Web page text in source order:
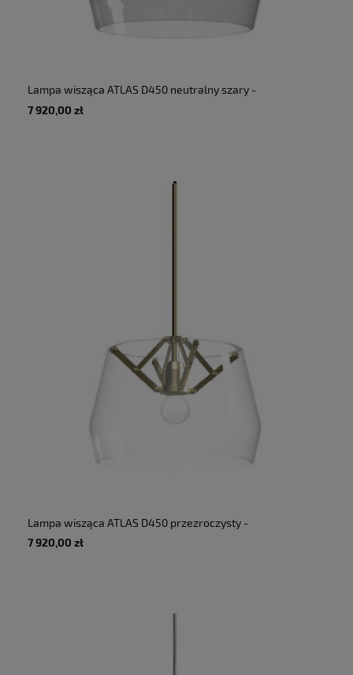
Lampa wisząca ATLAS D450 neutralny szary -
60W E27 220-240V IP20 - TONONE
7 920,00 zł
Lampa wisząca ATLAS D450 przezroczysty -
60W E27 220-240V IP20 - TONONE
7 920,00 zł